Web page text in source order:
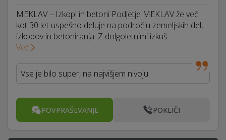
MEKLAV – Izkopi in betoni Podjetje MEKLAV že več
kot 30 let uspešno deluje na področju zemeljskih del,
izkopov in betoniranja. Z dolgoletnimi izkuš…
Več
Vse je bilo super, na najvišjem nivoju
POVPRAŠEVANJE POKLIČI